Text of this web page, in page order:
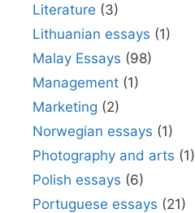
Literature (3)
Lithuanian essays (1)
Malay Essays (98)
Management (1)
Marketing (2)
Norwegian essays (1)
Photography and arts (1)
Polish essays (6)
Portuguese essays (21)